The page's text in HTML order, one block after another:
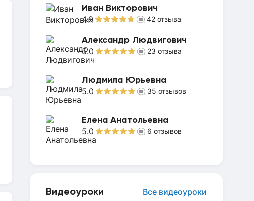
Иван Викторович
4.9 42 отзыва
Александр Людвигович
5.0 23 отзыва
Людмила Юрьевна
5.0 35 отзывов
Елена Анатольевна
5.0 6 отзывов
Видеоуроки Все видеоуроки